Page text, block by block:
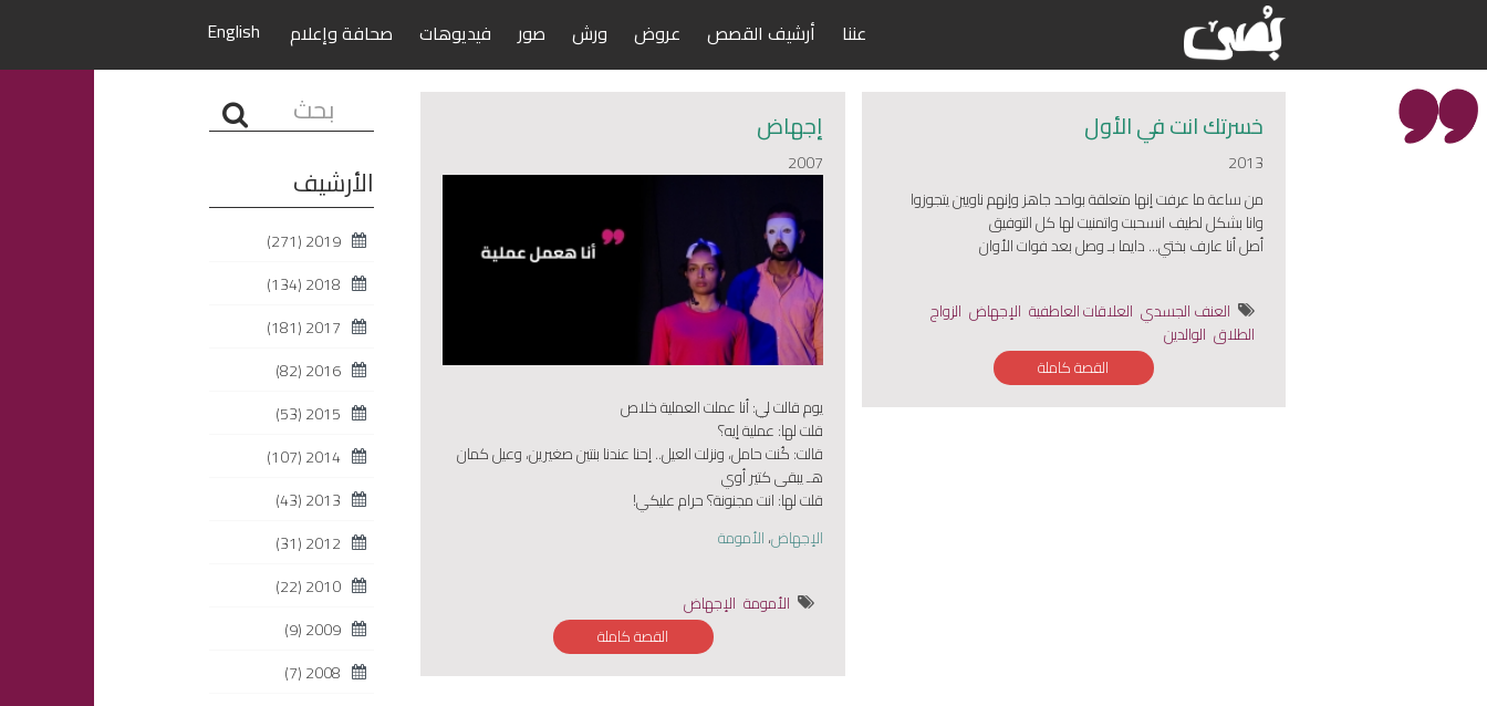
English عننا أرشيف القصص عروض ورش صور فيديوهات صحافة وإعلام
خسرتك انت في الأول
2013
من ساعة ما عرفت إنها متعلقة بواحد جاهز وإنهم ناويين يتجوزوا
وانا بشكل لطيف انسحبت واتمنيت لها كل التوفيق
أصل أنا عارف بختي... دايما بـ وصل بعد فوات الأوان
العنف الجسدي العلاقات العاطفية الإجهاض الزواج
الطلاق الوالدين
القصة كاملة
إجهاض
2007
يوم قالت لي: أنا عملت العملية خلاص
قلت لها: عملية إيه؟
قالت: كُنت حامل، ونزلت العيل.. إحنا عندنا بنتين صغيرين، وعيل كمان
هـ يبقى كتير أوي
قلت لها: انت مجنونة؟ حرام عليكي!
الإجهاض،الأمومة
الأمومة الإجهاض
القصة كاملة
البحث...
الأرشيف
2019
(271)
2018
(134)
2017
(181)
2016
(82)
2015
(53)
2014
(107)
2013
(43)
2012
(31)
2010
(22)
2009
(9)
2008
(7)